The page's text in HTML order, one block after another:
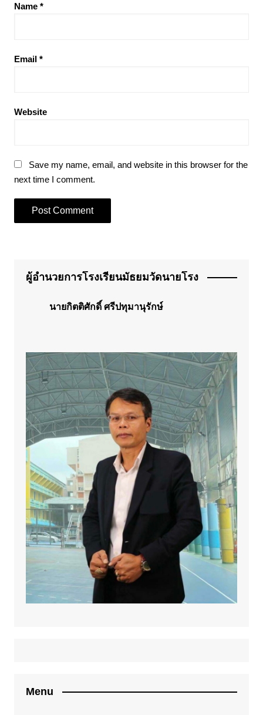
Name *
Email *
Website
Save my name, email, and website in this browser for the
next time I comment.
ผู้อำนวยการโรงเรียนมัธยมวัดนายโรง
นายกิตติศักดิ์ ศรีปทุมานุรักษ์
Menu